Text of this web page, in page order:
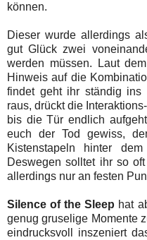
können.
Dieser wurde allerdings
gut Glück zwei
werden müssen. Laut
Hinweis auf die
findet geht ihr ständig ins
raus, drückt die
bis die Tür endlich
euch der Tod gewiss,
Kistenstapeln hinter
Deswegen solltet ihr so
allerdings nur an festen
Silence of the Sleep hat
genug gruselige Momente
eindrucksvoll inszeniert